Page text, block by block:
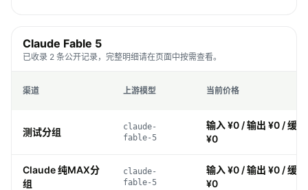
Claude Fable 5
已收录 2 条公开记录，完整明细请在页面中按需查看。
渠道 上游模型 当前价格
测试分组
claude-
fable-5
输入 ¥0 / 输出 ¥0 / 缓
¥0
Claude 纯MAX分
组
claude-
fable-5
输入 ¥0 / 输出 ¥0 / 缓
¥0